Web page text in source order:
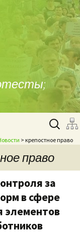
Найти:
> крепостное право
право
за
в сфере
элементов